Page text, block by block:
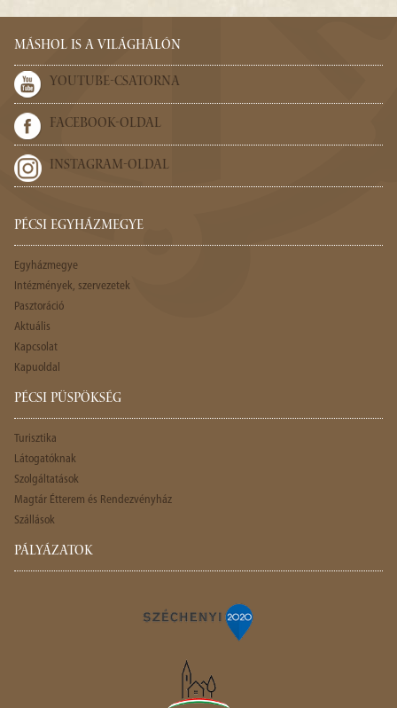
MÁSHOL IS A VILÁGHÁLÓN
YOUTUBE-CSATORNA
FACEBOOK-OLDAL
INSTAGRAM-OLDAL
PÉCSI EGYHÁZMEGYE
Egyházmegye
Intézmények, szervezetek
Pasztoráció
Aktuális
Kapcsolat
Kapuoldal
PÉCSI PÜSPÖKSÉG
Turisztika
Látogatóknak
Szolgáltatások
Magtár Étterem és Rendezvényház
Szállások
PÁLYÁZATOK